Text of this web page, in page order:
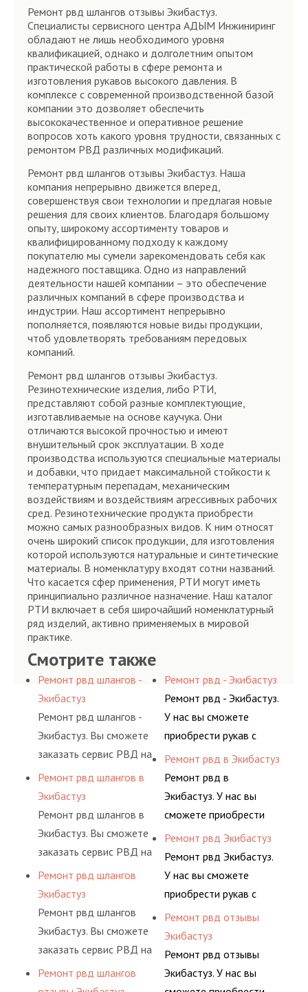
Ремонт рвд шлангов отзывы Экибастуз.
Специалисты сервисного центра АДЫМ Инжиниринг
обладают не лишь необходимого уровня
квалификацией, однако и долголетним опытом
практической работы в сфере ремонта и
изготовления рукавов высокого давления. В
комплексе с современной производственной базой
компании это дозволяет обеспечить
высококачественное и оперативное решение
вопросов хоть какого уровня трудности, связанных с
ремонтом РВД различных модификаций.
Ремонт рвд шлангов отзывы Экибастуз. Наша
компания непрерывно движется вперед,
совершенствуя свои технологии и предлагая новые
решения для своих клиентов. Благодаря большому
опыту, широкому ассортименту товаров и
квалифицированному подходу к каждому
покупателю мы сумели зарекомендовать себя как
надежного поставщика. Одно из направлений
деятельности нашей компании – это обеспечение
различных компаний в сфере производства и
индустрии. Наш ассортимент непрерывно
пополняется, появляются новые виды продукции,
чтоб удовлетворять требованиям передовых
компаний.
Ремонт рвд шлангов отзывы Экибастуз.
Резинотехнические изделия, либо РТИ,
представляют собой разные комплектующие,
изготавливаемые на основе каучука. Они
отличаются высокой прочностью и имеют
внушительный срок эксплуатации. В ходе
производства используются специальные материалы
и добавки, что придает максимальной стойкости к
температурным перепадам, механическим
воздействиям и воздействиям агрессивных рабочих
сред. Резинотехнические продукта приобрести
можно самых разнообразных видов. К ним относят
очень широкий список продукции, для изготовления
которой используются натуральные и синтетические
материалы. В номенклатуру входят сотни названий.
Что касается сфер применения, РТИ могут иметь
принципиально различное назначение. Наш каталог
РТИ включает в себя широчайший номенклатурный
ряд изделий, активно применяемых в мировой
практике.
Смотрите также
Ремонт рвд шлангов -
Экибастуз
Ремонт рвд шлангов -
Экибастуз. Вы сможете
заказать сервис РВД на
разовой основе либо на
условиях
долговременного
комплексного
обслуживания
предприятия.
Ремонт рвд шлангов в
Экибастуз
Ремонт рвд шлангов в
Экибастуз. Вы сможете
заказать сервис РВД на
разовой основе либо на
условиях
долговременного
комплексного
обслуживания
предприятия.
Ремонт рвд шлангов
Экибастуз
Ремонт рвд шлангов
Экибастуз. Вы сможете
заказать сервис РВД на
разовой основе либо на
условиях
Ремонт рвд шлангов
Ремонт рвд - Экибастуз
Ремонт рвд - Экибастуз.
У нас вы сможете
приобрести рукав с
разными фитингами и
комплектующими,
АДЫМ Инжиниринг
предлагает ремонт
давления. Ремонт
шлангов производится
ными спецами, которые
помогут решить любую
сложную задачу.
Ремонт рвд в Экибастуз
Ремонт рвд в
Экибастуз. У нас вы
сможете приобрести
рукав с разными
фитингами и
комплектующими,
АДЫМ Инжиниринг
шлангов высокого
давления. Ремонт
шлангов производится
высококвалифицирован
Ремонт рвд Экибастуз
Ремонт рвд Экибастуз.
У нас вы сможете
приобрести рукав с
разными фитингами и
комплектующими,
АДЫМ Инжиниринг
предлагает ремонт
шлангов высокого
Ремонт рвд отзывы
Экибастуз
Ремонт рвд отзывы
Экибастуз. У нас вы